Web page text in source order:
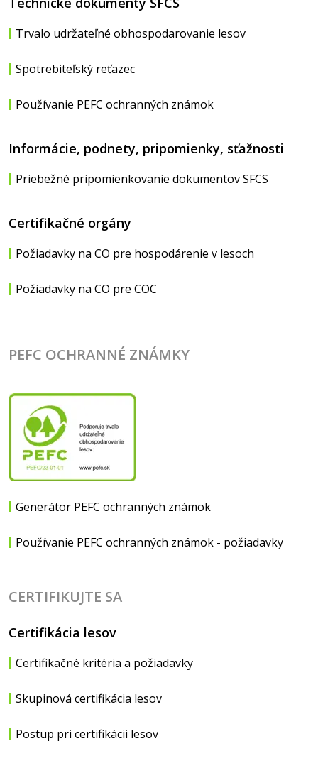
Trvalo udržateľné obhospodarovanie lesov
Spotrebiteľský reťazec
Používanie PEFC ochranných známok
Informácie, podnety, pripomienky, sťažnosti
Priebežné pripomienkovanie dokumentov SFCS
Certifikačné orgány
Požiadavky na CO pre hospodárenie v lesoch
Požiadavky na CO pre COC
PEFC OCHRANNÉ ZNÁMKY
Generátor PEFC ochranných známok
Používanie PEFC ochranných známok - požiadavky
CERTIFIKUJTE SA
Certifikácia lesov
Certifikačné kritéria a požiadavky
Skupinová certifikácia lesov
Postup pri certifikácii lesov